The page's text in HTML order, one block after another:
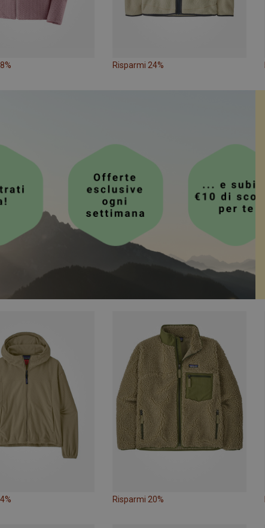
Risparmi 24%
Risparmi 20%